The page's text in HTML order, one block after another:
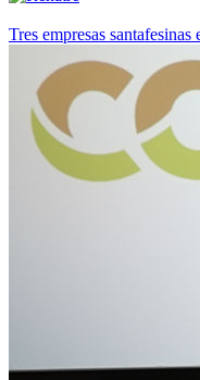
Tres empresas